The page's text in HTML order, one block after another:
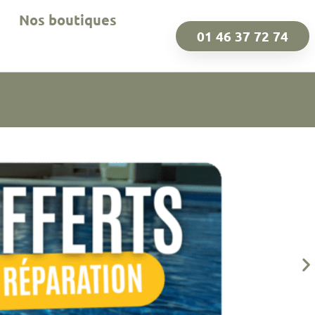
Nos boutiques
01 46 37 72 74